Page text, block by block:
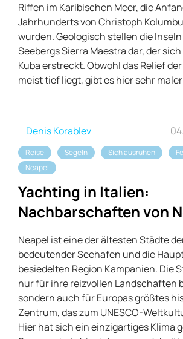
Riffen im Karibischen Meer, die
Jahrhunderts von Christoph
wurden. Geologisch stellen die
Seebergs Sierra Maestra dar, der
Kuba erstreckt. Obwohl das Relief
meist tief liegt, gibt es hier sehr
Denis Korablev
Reise Segeln Sich ausruhen
Neapel
Yachting in Italien:
Nachbarschaften von
Neapel ist eine der ältesten Städte
bedeutender Seehafen und die
besiedelten Region Kampanien. Die
nur für ihre reizvollen Landschaften
sondern auch für Europas größtes
Zentrum, das zum UNESCO-
Hier hat sich ein einzigartiges Klima